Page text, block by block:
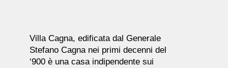
Villa Cagna, edificata dal Generale
Stefano Cagna nei primi decenni del
‘900 è una casa indipendente sui